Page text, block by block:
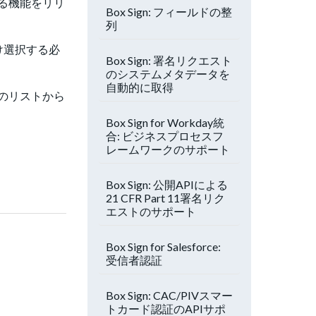
機能をリリ
選択する必
リストから
Box Sign: フィールドの整
列
Box Sign: 署名リクエスト
のシステムメタデータを
自動的に取得
Box Sign for Workday統
合: ビジネスプロセスフ
レームワークのサポート
Box Sign: 公開APIによる
21 CFR Part 11署名リク
エストのサポート
Box Sign for Salesforce:
受信者認証
Box Sign: CAC/PIVスマー
トカード認証のAPIサポ